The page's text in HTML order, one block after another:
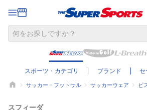
スポーツ・カテゴリ ブランド セ
サッカー・フットサル サッカーウェア ピ
スフィーダ